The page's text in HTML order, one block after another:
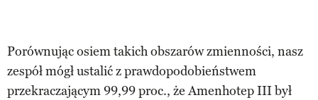
Porównując osiem takich obszarów zmienności, nasz
zespół mógł ustalić z prawdopodobieństwem
przekraczającym 99,99 proc., że Amenhotep III był